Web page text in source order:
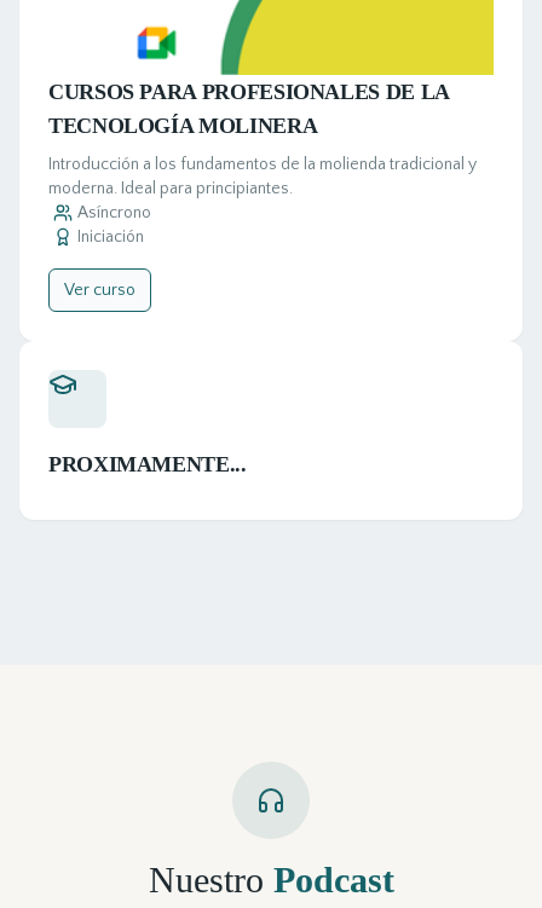
CURSOS PARA PROFESIONALES DE LA
TECNOLOGÍA MOLINERA
Introducción a los fundamentos de la molienda tradicional y
moderna. Ideal para principiantes.
Asíncrono
Iniciación
Ver curso
PROXIMAMENTE...
Nuestro Podcast